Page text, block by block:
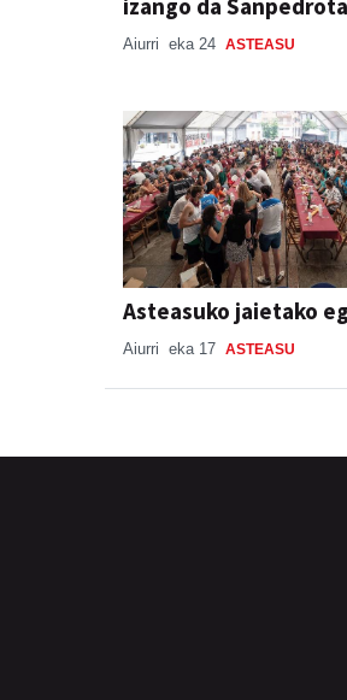
izango da
Aiurri eka 24 ASTEASU
Asteasuko jaietako
Aiurri eka 17 ASTEASU